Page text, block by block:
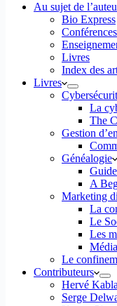
Au sujet de
Bio Express
Livres
Index des
Livres
La
The
Gestion
Généalogie
A
Marketing
La
Le
Les
Le
Contributeurs
Hervé Kabla
Serge